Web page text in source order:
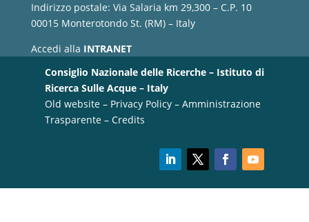
Indirizzo postale: Via Salaria km 29,300 – C.P. 10
00015 Monterotondo St. (RM) – Italy
Accedi alla INTRANET
Consiglio Nazionale delle Ricerche – Istituto di
Ricerca Sulle Acque – Italy
Old website– Privacy Policy– Amministrazione
Trasparente– Credits